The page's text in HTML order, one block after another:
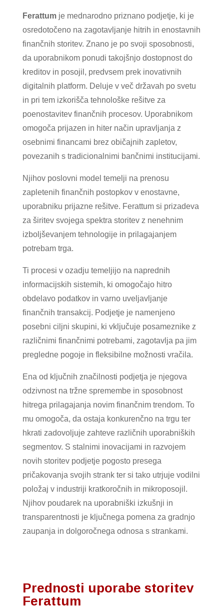
Ferattumje mednarodno priznano podjetje, ki je
osredotočeno na zagotavljanje hitrih in enostavnih
finančnih storitev. Znano je po svoji sposobnosti,
da uporabnikom ponudi takojšnjo dostopnost do
kreditov in posojil, predvsem prek inovativnih
digitalnih platform. Deluje v več državah po svetu
in pri tem izkorišča tehnološke rešitve za
poenostavitev finančnih procesov. Uporabnikom
omogoča prijazen in hiter način upravljanja z
osebnimi financami brez običajnih zapletov,
povezanih s tradicionalnimi bančnimi institucijami.
Njihov poslovni model temelji na prenosu
zapletenih finančnih postopkov v enostavne,
uporabniku prijazne rešitve. Ferattum si prizadeva
za širitev svojega spektra storitev z nenehnim
izboljševanjem tehnologije in prilagajanjem
potrebam trga.
Ti procesi v ozadju temeljijo na naprednih
informacijskih sistemih, ki omogočajo hitro
obdelavo podatkov in varno uveljavljanje
finančnih transakcij. Podjetje je namenjeno
posebni ciljni skupini, ki vključuje posameznike z
različnimi finančnimi potrebami, zagotavlja pa jim
pregledne pogoje in fleksibilne možnosti vračila.
Ena od ključnih značilnosti podjetja je njegova
odzivnost na tržne spremembe in sposobnost
hitrega prilagajanja novim finančnim trendom. To
mu omogoča, da ostaja konkurenčno na trgu ter
hkrati zadovoljuje zahteve različnih uporabniških
segmentov. S stalnimi inovacijami in razvojem
novih storitev podjetje pogosto presega
pričakovanja svojih strank ter si tako utrjuje vodilni
položaj v industriji kratkoročnih in mikroposojil.
Njihov poudarek na uporabniški izkušnji in
transparentnosti je ključnega pomena za gradnjo
zaupanja in dolgoročnega odnosa s strankami.
Prednosti uporabe storitev
Ferattum